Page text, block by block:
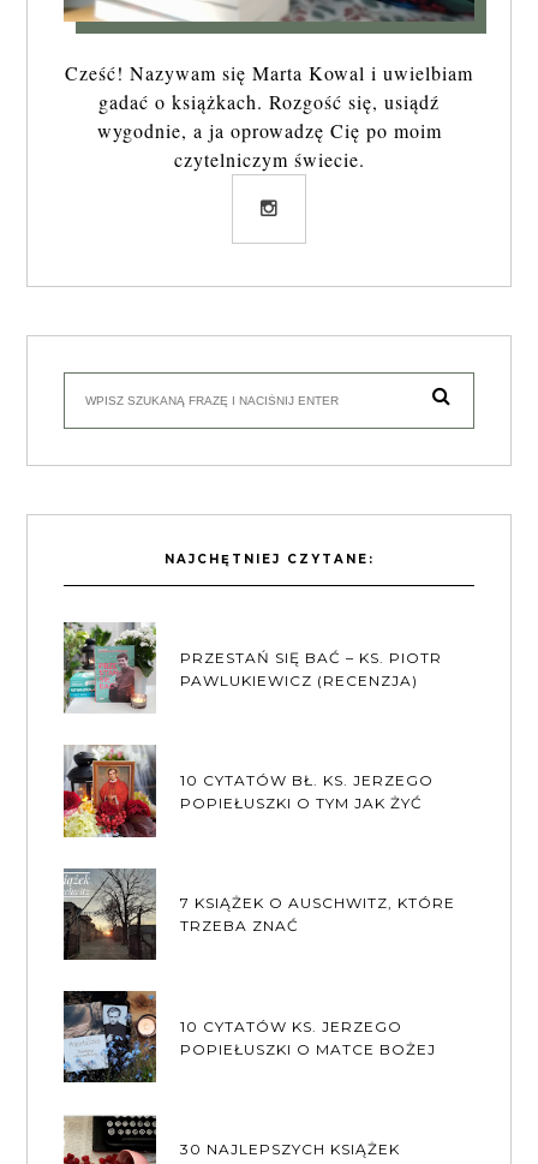
Cześć! Nazywam się Marta Kowal i uwielbiam
gadać o książkach. Rozgość się, usiądź
wygodnie, a ja oprowadzę Cię po moim
czytelniczym świecie.
NAJCHĘTNIEJ CZYTANE:
PRZESTAŃ SIĘ BAĆ – KS. PIOTR
PAWLUKIEWICZ (RECENZJA)
10 CYTATÓW BŁ. KS. JERZEGO
POPIEŁUSZKI O TYM JAK ŻYĆ
7 KSIĄŻEK O AUSCHWITZ, KTÓRE
TRZEBA ZNAĆ
10 CYTATÓW KS. JERZEGO
POPIEŁUSZKI O MATCE BOŻEJ
30 NAJLEPSZYCH KSIĄŻEK